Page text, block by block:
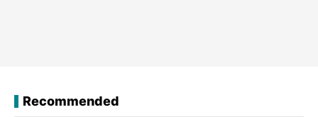
Recommended